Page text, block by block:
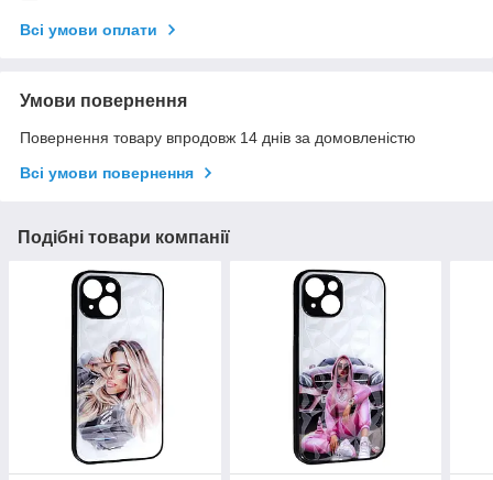
Всі умови оплати
Умови повернення
Повернення товару впродовж 14 днів за домовленістю
Всі умови повернення
Подібні товари компанії